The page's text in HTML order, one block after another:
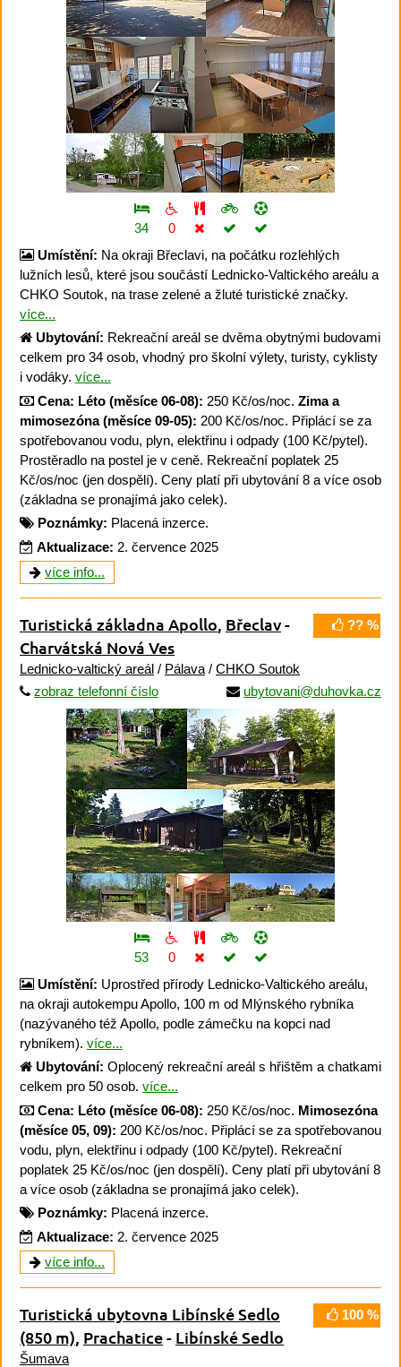
34
0
Umístění: Na okraji Břeclavi, na počátku rozlehlých
lužních lesů, které jsou součástí Lednicko-Valtického areálu a
CHKO Soutok, na trase zelené a žluté turistické značky.
více...
Ubytování: Rekreační areál se dvěma obytnými budovami
celkem pro 34 osob, vhodný pro školní výlety, turisty, cyklisty
i vodáky. více...
Cena: Léto (měsíce 06-08): 250 Kč/os/noc. Zima a
mimosezóna (měsíce 09-05): 200 Kč/os/noc. Připlácí se za
spotřebovanou vodu, plyn, elektřinu i odpady (100 Kč/pytel).
Prostěradlo na postel je v ceně. Rekreační poplatek 25
Kč/os/noc (jen dospělí). Ceny platí při ubytování 8 a více osob
(základna se pronajímá jako celek).
Poznámky: Placená inzerce.
Aktualizace: 2. července 2025
více info...
?? %
Turistická základna Apollo, Břeclav-
Charvátská Nová Ves
Lednicko-valtický areál / Pálava / CHKO Soutok
zobraz telefonní číslo
ubytovani@duhovka.cz
53
0
Umístění: Uprostřed přírody Lednicko-Valtického areálu,
na okraji autokempu Apollo, 100 m od Mlýnského rybníka
(nazývaného též Apollo, podle zámečku na kopci nad
rybníkem). více...
Ubytování: Oplocený rekreační areál s hřištěm a chatkami
celkem pro 50 osob. více...
Cena: Léto (měsíce 06-08): 250 Kč/os/noc. Mimosezóna
(měsíce 05, 09): 200 Kč/os/noc. Připlácí se za spotřebovanou
vodu, plyn, elektřinu i odpady (100 Kč/pytel). Rekreační
poplatek 25 Kč/os/noc (jen dospělí). Ceny platí při ubytování 8
a více osob (základna se pronajímá jako celek).
Poznámky: Placená inzerce.
Aktualizace: 2. července 2025
více info...
100 %
Turistická ubytovna Libínské Sedlo
(850 m), Prachatice- Libínské Sedlo
Šumava